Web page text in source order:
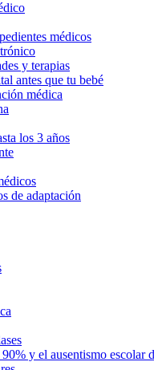
médicos
y terapias
antes que tu bebé
médica
los 3 años
de adaptación
y el ausentismo escolar